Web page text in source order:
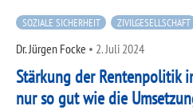
SOZIALE SICHERHEIT ZIVILGESELLSCHAFT
Dr. Jürgen Focke • 2. Juli 2024
Stärkung der Rentenpolitik
nur so gut wie die